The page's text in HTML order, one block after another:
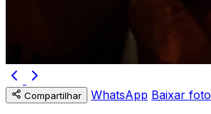
Compartilhar WhatsApp Baixar foto